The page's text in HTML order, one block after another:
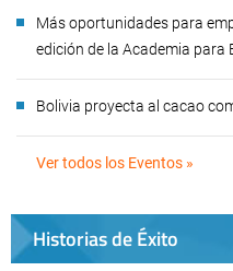
Más oportunidades para
edición de la Academia para
Bolivia proyecta al cacao
Ver todos los Eventos »
Historias de Éxito